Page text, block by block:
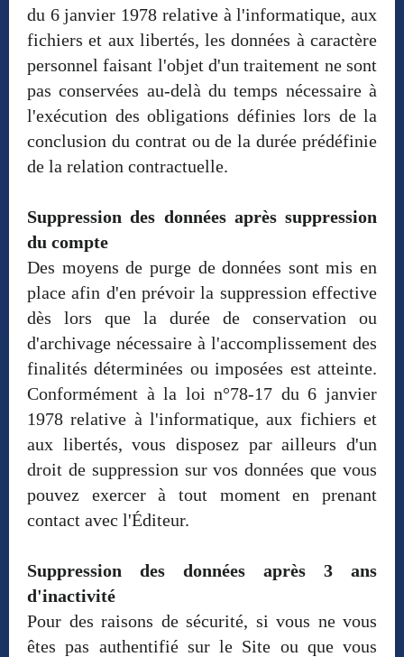
du 6 janvier 1978 relative à l'informatique, aux
fichiers et aux libertés, les données à caractère
personnel faisant l'objet d'un traitement ne sont
pas conservées au-delà du temps nécessaire à
l'exécution des obligations définies lors de la
conclusion du contrat ou de la durée prédéfinie
de la relation contractuelle.
Suppression des données après suppression
du compte
Des moyens de purge de données sont mis en
place afin d'en prévoir la suppression effective
dès lors que la durée de conservation ou
d'archivage nécessaire à l'accomplissement des
finalités déterminées ou imposées est atteinte.
Conformément à la loi n°78-17 du 6 janvier
1978 relative à l'informatique, aux fichiers et
aux libertés, vous disposez par ailleurs d'un
droit de suppression sur vos données que vous
pouvez exercer à tout moment en prenant
contact avec l'Éditeur.
Suppression des données après 3 ans
d'inactivité
Pour des raisons de sécurité, si vous ne vous
êtes pas authentifié sur le Site ou que vous